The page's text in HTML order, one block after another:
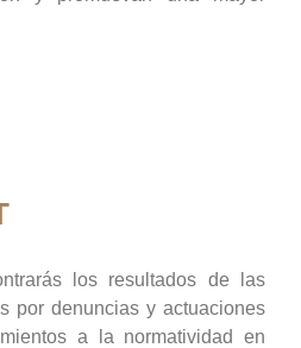
los resultados de las
por denuncias y actuaciones
a la normatividad en